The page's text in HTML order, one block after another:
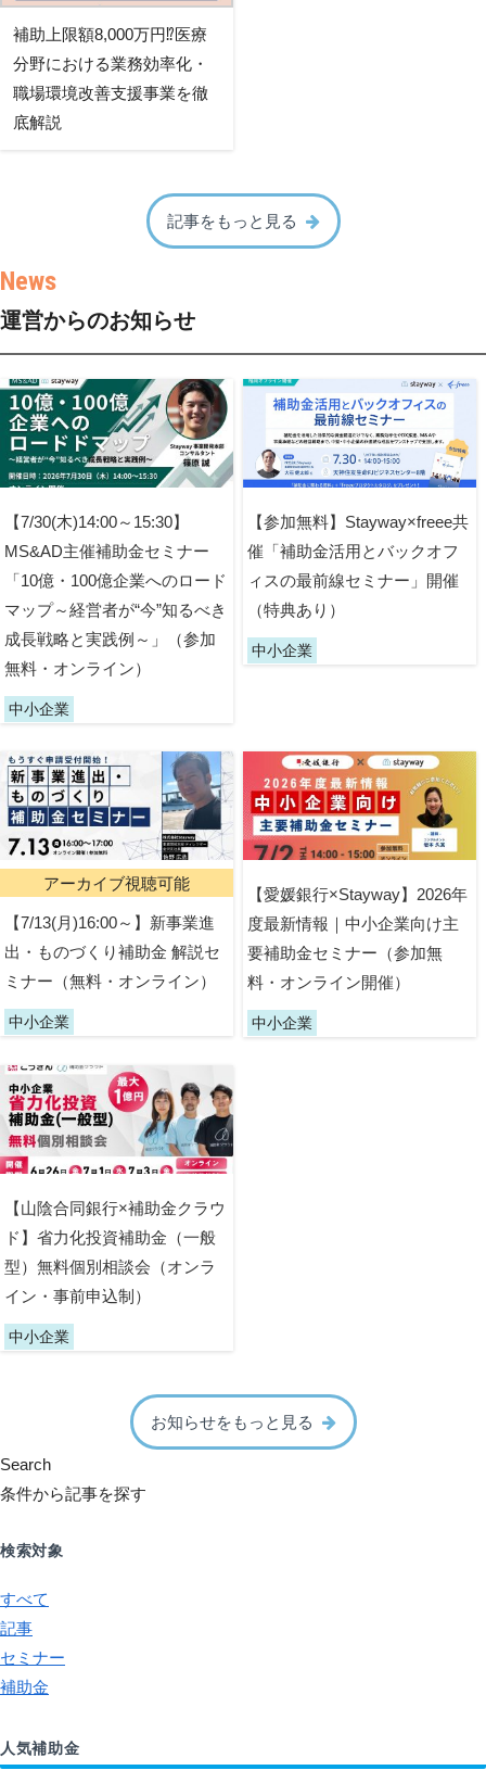
補助上限額8,000万円⁉医療
分野における業務効率化・
職場環境改善支援事業を徹
底解説
記事をもっと見る
運営からのお知らせ
【7/30(木)14:00～15:30】
MS&AD主催補助金セミナー
「10億・100億企業へのロード
マップ～経営者が“今”知るべき
成長戦略と実践例～」（参加
無料・オンライン）
中小企業
【参加無料】Stayway×freee共
催「補助金活用とバックオフ
ィスの最前線セミナー」開催
（特典あり）
中小企業
アーカイブ視聴可能
【7/13(月)16:00～】新事業進
出・ものづくり補助金 解説セ
ミナー（無料・オンライン）
中小企業
【愛媛銀行×Stayway】2026年
度最新情報｜中小企業向け主
要補助金セミナー（参加無
料・オンライン開催）
中小企業
【山陰合同銀行×補助金クラウ
ド】省力化投資補助金（一般
型）無料個別相談会（オンラ
イン・事前申込制）
中小企業
お知らせをもっと見る
Search
条件から記事を探す
検索対象
すべて
記事
セミナー
補助金
人気補助金